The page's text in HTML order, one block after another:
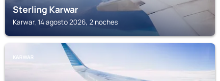
Sterling Karwar
Karwar, 14 agosto 2026, 2 noches
KARWAR